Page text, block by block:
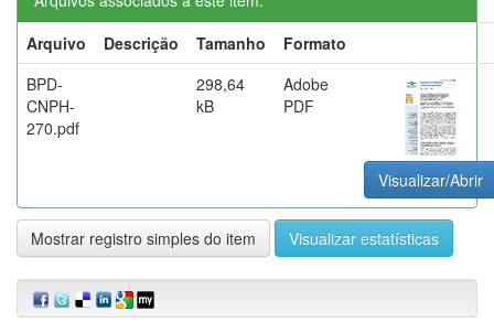
Arquivo
Descrição Tamanho
Formato
BPD-
CNPH-
270.pdf
298,64
kB
Adobe
PDF
Visualizar/Abrir
Mostrar registro simples do item Visualizar estatísticas